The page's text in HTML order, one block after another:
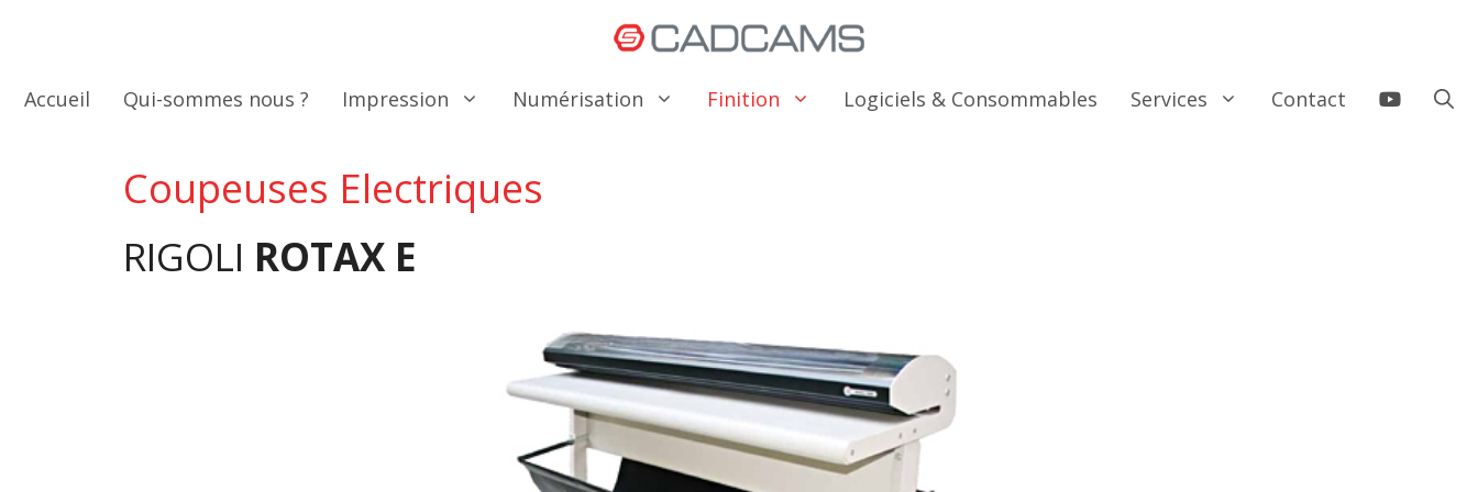
Accueil Qui-sommes nous ? Impression Numérisation Finition Logiciels & Consommables Services Contact
Coupeuses Electriques
RIGOLI ROTAX E